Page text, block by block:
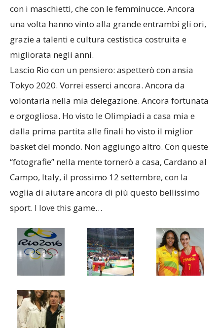
con i maschietti, che con le femminucce. Ancora
una volta hanno vinto alla grande entrambi gli ori,
grazie a talenti e cultura cestistica costruita e
migliorata negli anni.
Lascio Rio con un pensiero: aspetterò con ansia
Tokyo 2020. Vorrei esserci ancora. Ancora da
volontaria nella mia delegazione. Ancora fortunata
e orgogliosa. Ho visto le Olimpiadi a casa mia e
dalla prima partita alle finali ho visto il miglior
basket del mondo. Non aggiungo altro. Con queste
“fotografie” nella mente tornerò a casa, Cardano al
Campo, Italy, il prossimo 12 settembre, con la
voglia di aiutare ancora di più questo bellissimo
sport. I love this game…